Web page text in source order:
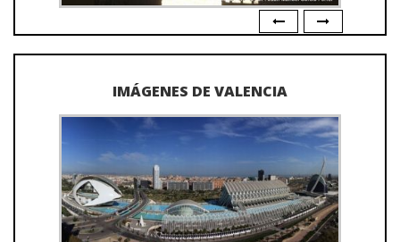
IMÁGENES DE VALENCIA